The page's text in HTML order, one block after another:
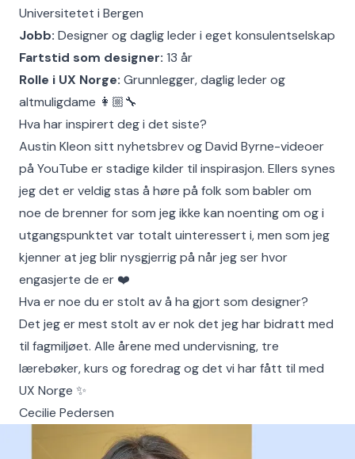
Universitetet i Bergen
Jobb: Designer og daglig leder i eget konsulentselskap
Fartstid som designer: 13 år
Rolle i UX Norge: Grunnlegger, daglig leder og
altmuligdame 👩🏼‍🔧
Hva har inspirert deg i det siste?
Austin Kleon sitt nyhetsbrev og David Byrne-videoer
på YouTube er stadige kilder til inspirasjon. Ellers synes
jeg det er veldig stas å høre på folk som babler om
noe de brenner for som jeg ikke kan noenting om og i
utgangspunktet var totalt uinteressert i, men som jeg
kjenner at jeg blir nysgjerrig på når jeg ser hvor
engasjerte de er ❤️
Hva er noe du er stolt av å ha gjort som designer?
Det jeg er mest stolt av er nok det jeg har bidratt med
til fagmiljøet. Alle årene med undervisning, tre
lærebøker, kurs og foredrag og det vi har fått til med
UX Norge ✨
Cecilie Pedersen